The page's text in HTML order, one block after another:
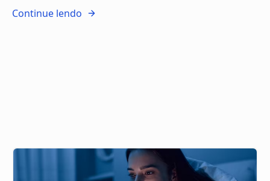
Continue lendo